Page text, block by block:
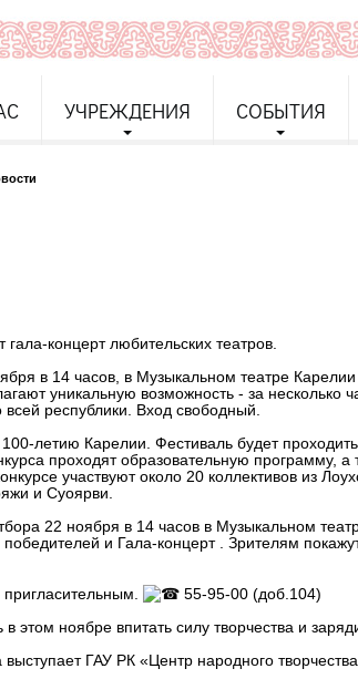
УЧРЕЖДЕНИЯ СОБЫТИЯ
концерт любительских театров.
в 14 часов, в Музыкальном театре
уникальную возможность - за несколько
всей республики. Вход свободный.
летию Карелии. Фестиваль будет
проходят образовательную программу,
участвуют около 20 коллективов из
и Суоярви.
22 ноября в 14 часов в Музыкальном
и Гала-концерт . Зрителям
55-95-00 (доб.104)
в этом ноябре впитать силу творчества и
ГАУ РК «Центр народного